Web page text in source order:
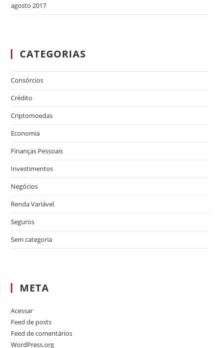
agosto 2017
CATEGORIAS
Consórcios
Crédito
Criptomoedas
Economia
Finanças Pessoais
Investimentos
Negócios
Renda Variável
Seguros
Sem categoria
META
Acessar
Feed de posts
Feed de comentários
WordPress.org